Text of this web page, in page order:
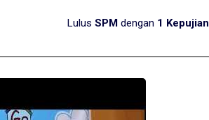
Lulus SPMdengan 1 Kepujian